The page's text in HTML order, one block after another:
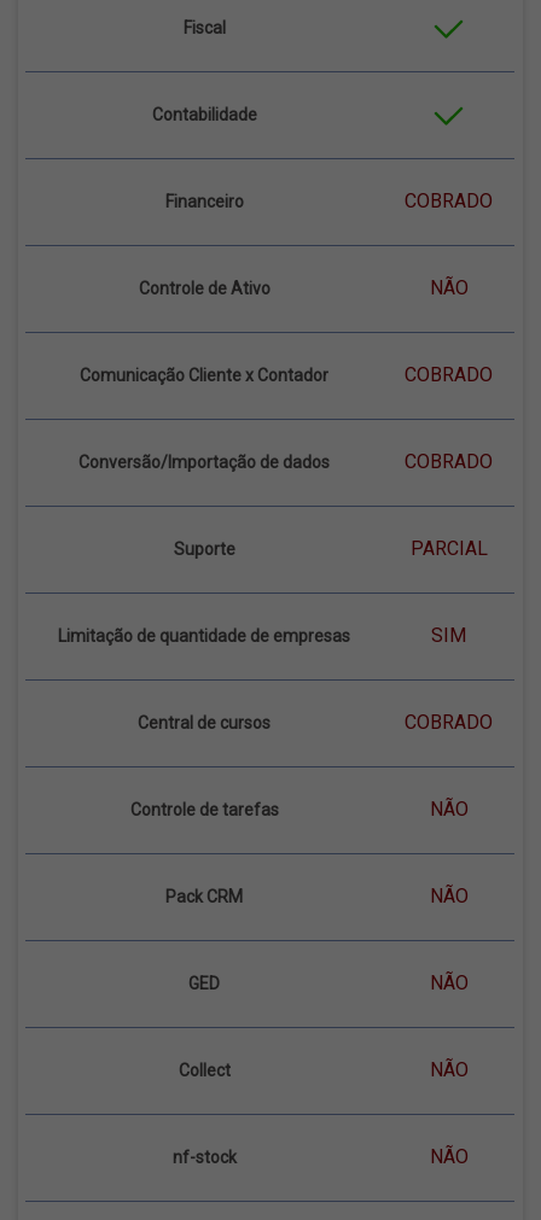
Fiscal
Contabilidade
Financeiro COBRADO
Controle de Ativo NÃO
Comunicação Cliente x Contador COBRADO
Conversão/Importação de dados COBRADO
Suporte PARCIAL
Limitação de quantidade de empresas SIM
Central de cursos COBRADO
Controle de tarefas NÃO
Pack CRM NÃO
GED NÃO
Collect NÃO
nf-stock NÃO